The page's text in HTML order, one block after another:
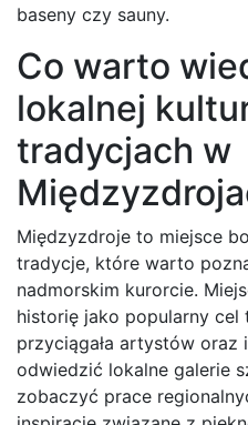
baseny czy sauny.
Co warto
lokalnej
tradycjach w
Międzyzdroje to miejsce
tradycje, które warto
nadmorskim kurorcie.
historię jako popularny
przyciągała artystów oraz
odwiedzić lokalne galerie
zobaczyć prace